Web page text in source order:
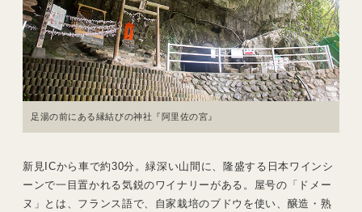
足湯の前にある縁結びの神社『阿里佐の宮』
新見ICから車で約30分。緑深い山間に、隆盛する日本ワインシ
ーンで一目置かれる気鋭のワイナリーがある。屋号の「ドメー
ヌ」とは、フランス語で、自家栽培のブドウを使い、醸造・熟